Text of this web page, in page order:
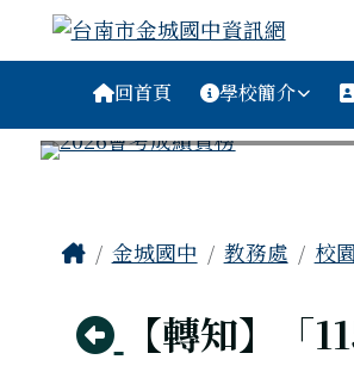
跳至主內容區
台南市金城國中
導覽列回首頁 學校簡介
主內容區域
Home金城國中 教務處 校
回上頁
【轉知】「
頁尾區域